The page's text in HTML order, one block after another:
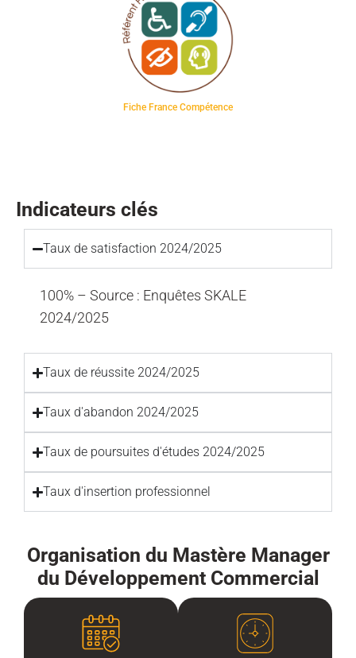
Fiche France Compétence
Indicateurs clés
Taux de satisfaction 2024/2025
100% – Source : Enquêtes SKALE
2024/2025
Taux de réussite 2024/2025
Taux d'abandon 2024/2025
Taux de poursuites d'études 2024/2025
Taux d'insertion professionnel
Organisation du Mastère Manager
du Développement Commercial